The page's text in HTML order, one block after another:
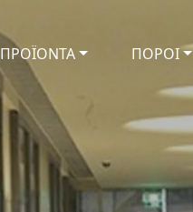
ΠΡΟΪΟΝΤΑ ΠΟΡΟΙ